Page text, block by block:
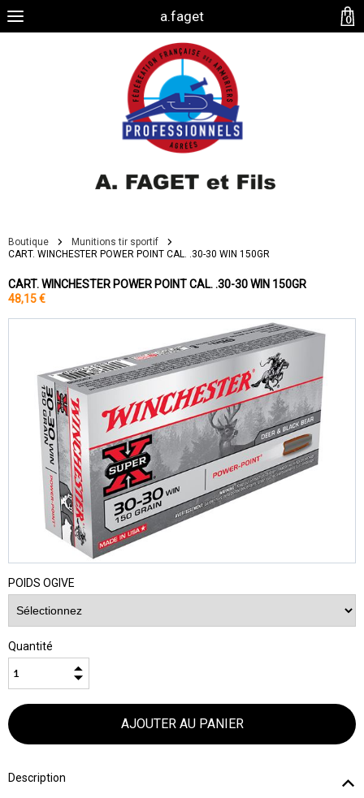
a.faget
Boutique
Munitions tir sportif
CART. WINCHESTER POWER POINT CAL. .30-30 WIN 150GR
CART. WINCHESTER POWER POINT CAL. .30-30 WIN 150GR
48,15 €
POIDS OGIVE
Quantité
Description
0